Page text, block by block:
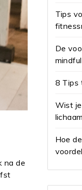
na de
Tips
De
8 Tips
Wist
lichaam
Hoe